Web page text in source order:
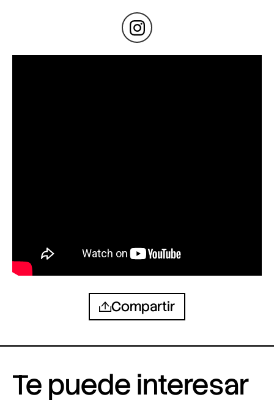
Compartir
Te puede interesar